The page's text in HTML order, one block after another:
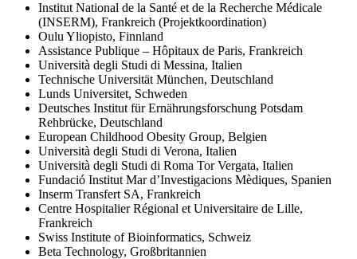
Institut National de la Santé et de la Recherche Médicale
(INSERM), Frankreich (Projektkoordination)
Oulu Yliopisto, Finnland
Assistance Publique – Hôpitaux de Paris, Frankreich
Università degli Studi di Messina, Italien
Technische Universität München, Deutschland
Lunds Universitet, Schweden
Deutsches Institut für Ernährungsforschung Potsdam
Rehbrücke, Deutschland
European Childhood Obesity Group, Belgien
Università degli Studi di Verona, Italien
Università degli Studi di Roma Tor Vergata, Italien
Fundació Institut Mar d’Investigacions Mèdiques, Spanien
Inserm Transfert SA, Frankreich
Centre Hospitalier Régional et Universitaire de Lille,
Frankreich
Swiss Institute of Bioinformatics, Schweiz
Beta Technology, Großbritannien